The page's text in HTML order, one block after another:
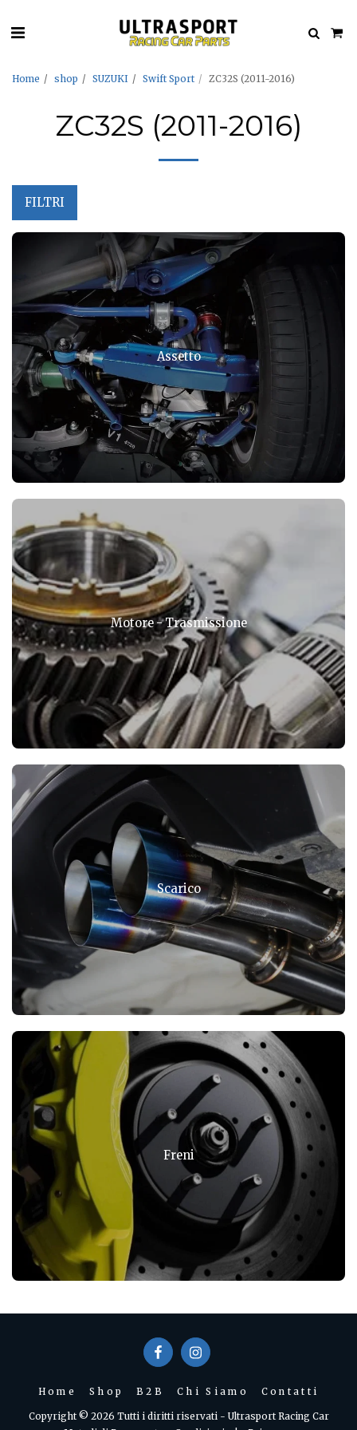
Home shop SUZUKI Swift Sport ZC32S (2011-2016)
ZC32S (2011-2016)
FILTRI
Assetto
Motore - Trasmissione
Scarico
Freni
Home Shop B2B Chi Siamo Contatti
Copyright © 2026 Tutti i diritti riservati - Ultrasport Racing Car